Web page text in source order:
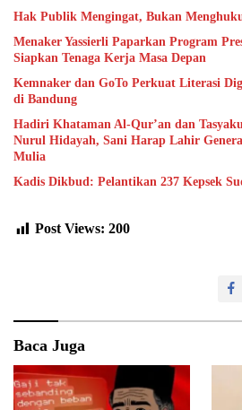
Hak Publik Mengingat, Bukan
Menaker Yassierli Paparkan Program
Siapkan Tenaga Kerja Masa Depan
Kemnaker dan GoTo Perkuat Literasi
di Bandung
Hadiri Khataman Al-Qur’an dan
Nurul Hidayah, Sani Harap Lahir
Mulia
Kadis Dikbud: Pelantikan 237 Kepsek
Post Views: 200
Baca Juga